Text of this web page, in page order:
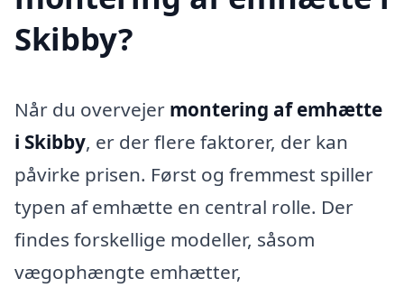
Skibby?
Når du overvejer montering af emhætte
i Skibby, er der flere faktorer, der kan
påvirke prisen. Først og fremmest spiller
typen af emhætte en central rolle. Der
findes forskellige modeller, såsom
vægophængte emhætter,